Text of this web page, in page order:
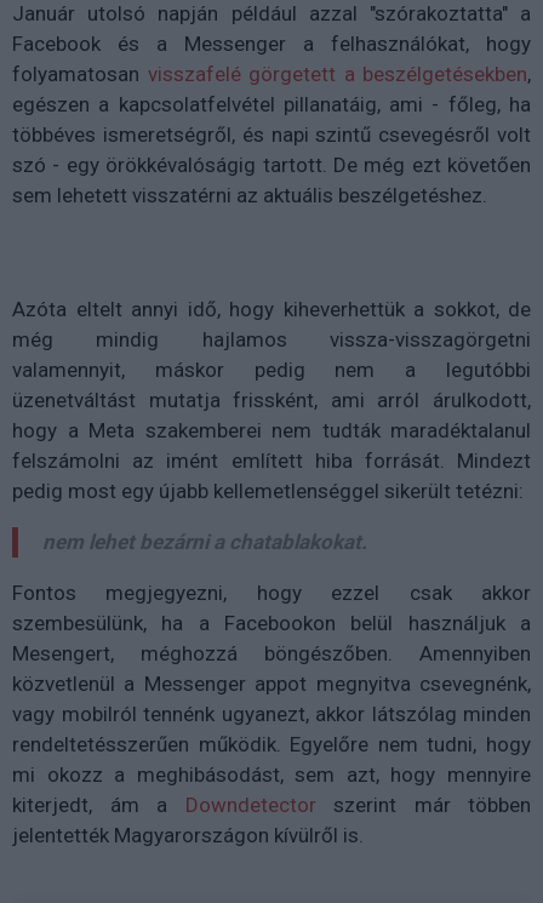
Január utolsó napján például azzal "szórakoztatta" a
Facebook és a Messenger a felhasználókat, hogy
folyamatosan visszafelé görgetett a beszélgetésekben,
egészen a kapcsolatfelvétel pillanatáig, ami - főleg, ha
többéves ismeretségről, és napi szintű csevegésről volt
szó - egy örökkévalóságig tartott. De még ezt követően
sem lehetett visszatérni az aktuális beszélgetéshez.
Azóta eltelt annyi idő, hogy kiheverhettük a sokkot, de
még mindig hajlamos vissza-visszagörgetni
valamennyit, máskor pedig nem a legutóbbi
üzenetváltást mutatja frissként, ami arról árulkodott,
hogy a Meta szakemberei nem tudták maradéktalanul
felszámolni az imént említett hiba forrását. Mindezt
pedig most egy újabb kellemetlenséggel sikerült tetézni:
nem lehet bezárni a chatablakokat.
Fontos megjegyezni, hogy ezzel csak akkor
szembesülünk, ha a Facebookon belül használjuk a
Mesengert, méghozzá böngészőben. Amennyiben
közvetlenül a Messenger appot megnyitva csevegnénk,
vagy mobilról tennénk ugyanezt, akkor látszólag minden
rendeltetésszerűen működik. Egyelőre nem tudni, hogy
mi okozz a meghibásodást, sem azt, hogy mennyire
kiterjedt, ám a Downdetector szerint már többen
jelentették Magyarországon kívülről is.